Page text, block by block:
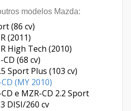
modelos Mazda:
(86 cv)
(2011)
High Tech (2010)
(68 cv)
Sport Plus (103 cv)
(MY 2010)
e MZR-CD 2.2 Sport
DISI/260 cv